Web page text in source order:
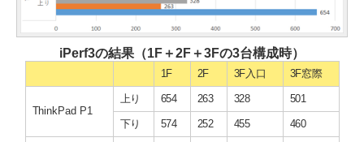
iPerf3の結果（1F＋2F＋3Fの3台構成時）
1F 2F 3F入口 3F窓際
ThinkPad P1
上り 654 263 328 501
下り 574 252 455 460